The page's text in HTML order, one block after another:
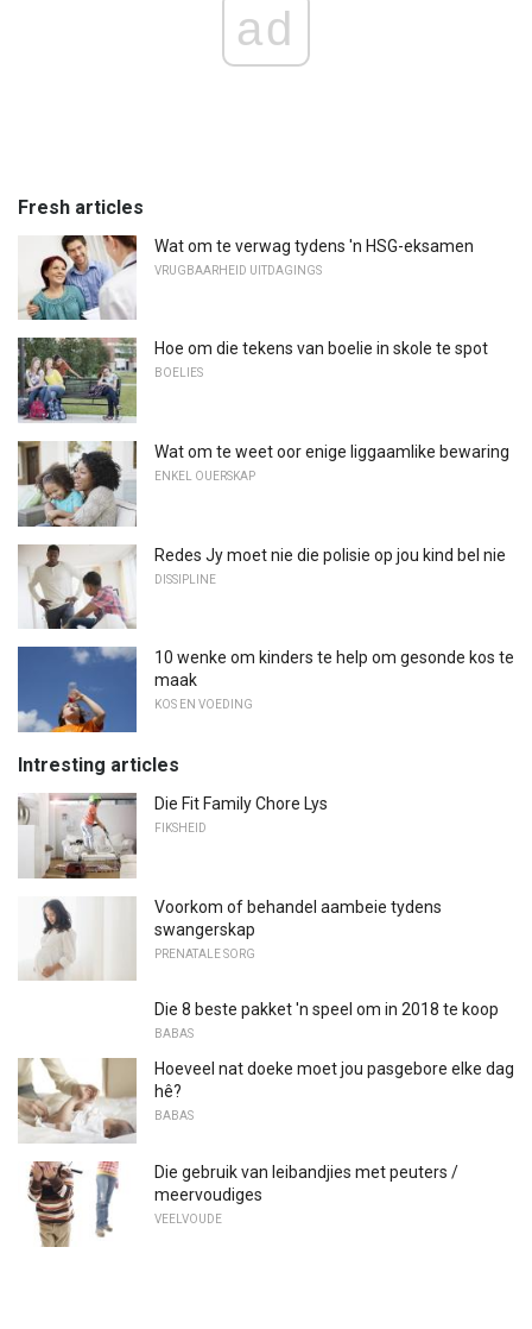
ad
Fresh articles
Wat om te verwag tydens 'n HSG-eksamen
VRUGBAARHEID UITDAGINGS
Hoe om die tekens van boelie in skole te spot
BOELIES
Wat om te weet oor enige liggaamlike bewaring
ENKEL OUERSKAP
Redes Jy moet nie die polisie op jou kind bel nie
DISSIPLINE
10 wenke om kinders te help om gesonde kos te
maak
KOS EN VOEDING
Intresting articles
Die Fit Family Chore Lys
FIKSHEID
Voorkom of behandel aambeie tydens
swangerskap
PRENATALE SORG
Die 8 beste pakket 'n speel om in 2018 te koop
BABAS
Hoeveel nat doeke moet jou pasgebore elke dag
hê?
BABAS
Die gebruik van leibandjies met peuters /
meervoudiges
VEELVOUDE